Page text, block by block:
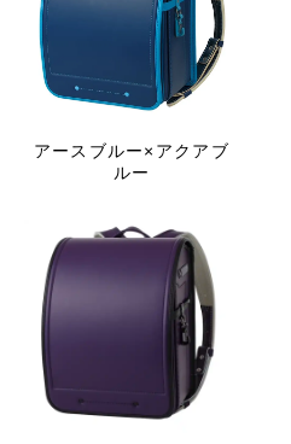
アースブルー×アクアブ
ルー